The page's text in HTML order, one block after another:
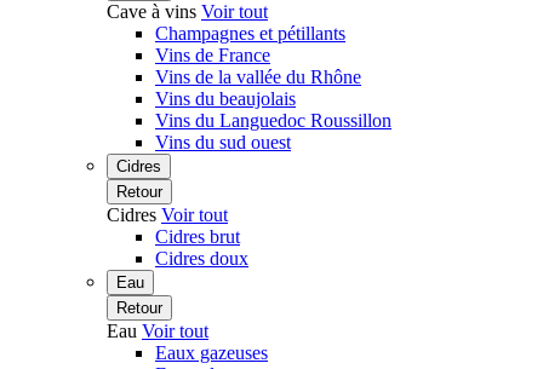
Cave à vins Voir tout
Champagnes et pétillants
Vins de France
Vins de la vallée du Rhône
Vins du beaujolais
Vins du Languedoc Roussillon
Vins du sud ouest
Cidres
Retour
Cidres Voir tout
Cidres brut
Cidres doux
Eau
Retour
Eau Voir tout
Eaux gazeuses